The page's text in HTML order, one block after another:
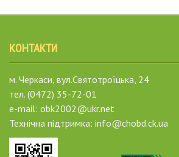
КОНТАКТИ
м. Черкаси, вул.Святотроїцька, 24
тел. (0472) 35-72-01
e-mail: obk2002@ukr.net
Технічна підтримка: info@chobd.ck.ua